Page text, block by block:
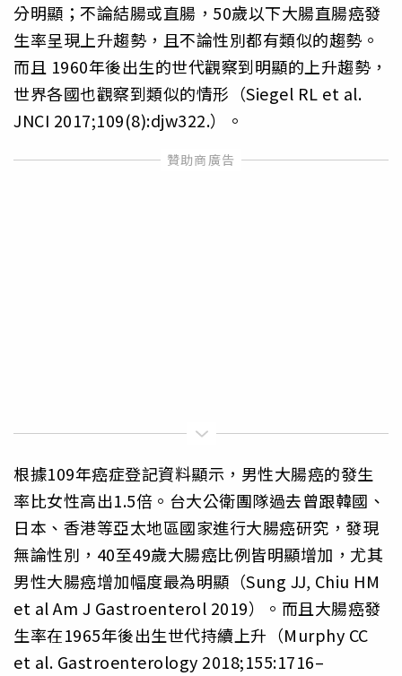
分明顯；不論結腸或直腸，50歲以下大腸直腸癌發
生率呈現上升趨勢，且不論性別都有類似的趨勢。
而且 1960年後出生的世代觀察到明顯的上升趨勢，
世界各國也觀察到類似的情形（Siegel RL et al.
JNCI 2017;109(8):djw322.）。
根據109年癌症登記資料顯示，男性大腸癌的發生
率比女性高出1.5倍。台大公衛團隊過去曾跟韓國、
日本、香港等亞太地區國家進行大腸癌研究，發現
無論性別，40至49歲大腸癌比例皆明顯增加，尤其
男性大腸癌增加幅度最為明顯（Sung JJ, Chiu HM
et al Am J Gastroenterol 2019）。而且大腸癌發
生率在1965年後出生世代持續上升（Murphy CC
et al. Gastroenterology 2018;155:1716–